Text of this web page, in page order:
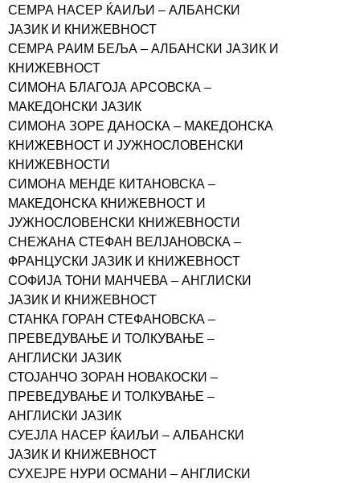
СЕМРА НАСЕР ЌАИЉИ – АЛБАНСКИ
ЈАЗИК И КНИЖЕВНОСТ
СЕМРА РАИМ БЕЉА – АЛБАНСКИ ЈАЗИК И
КНИЖЕВНОСТ
СИМОНА БЛАГОЈА АРСОВСКА –
МАКЕДОНСКИ ЈАЗИК
СИМОНА ЗОРЕ ДАНОСКА – МАКЕДОНСКА
КНИЖЕВНОСТ И ЈУЖНОСЛОВЕНСКИ
КНИЖЕВНОСТИ
СИМОНА МЕНДЕ КИТАНОВСКА –
МАКЕДОНСКА КНИЖЕВНОСТ И
ЈУЖНОСЛОВЕНСКИ КНИЖЕВНОСТИ
СНЕЖАНА СТЕФАН ВЕЛЈАНОВСКА –
ФРАНЦУСКИ ЈАЗИК И КНИЖЕВНОСТ
СОФИЈА ТОНИ МАНЧЕВА – АНГЛИСКИ
ЈАЗИК И КНИЖЕВНОСТ
СТАНКА ГОРАН СТЕФАНОВСКА –
ПРЕВЕДУВАЊЕ И ТОЛКУВАЊЕ –
АНГЛИСКИ ЈАЗИК
СТОЈАНЧО ЗОРАН НОВАКОСКИ –
ПРЕВЕДУВАЊЕ И ТОЛКУВАЊЕ –
АНГЛИСКИ ЈАЗИК
СУЕЈЛА НАСЕР ЌАИЉИ – АЛБАНСКИ
ЈАЗИК И КНИЖЕВНОСТ
СУХЕЈРЕ НУРИ ОСМАНИ – АНГЛИСКИ